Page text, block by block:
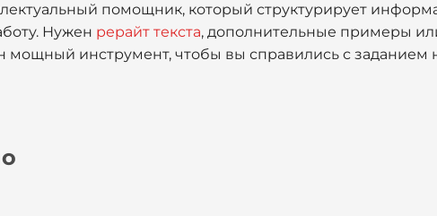
помощник, который структурирует
Нужен рерайт текста, дополнительные примеры
мощный инструмент, чтобы вы справились с заданием